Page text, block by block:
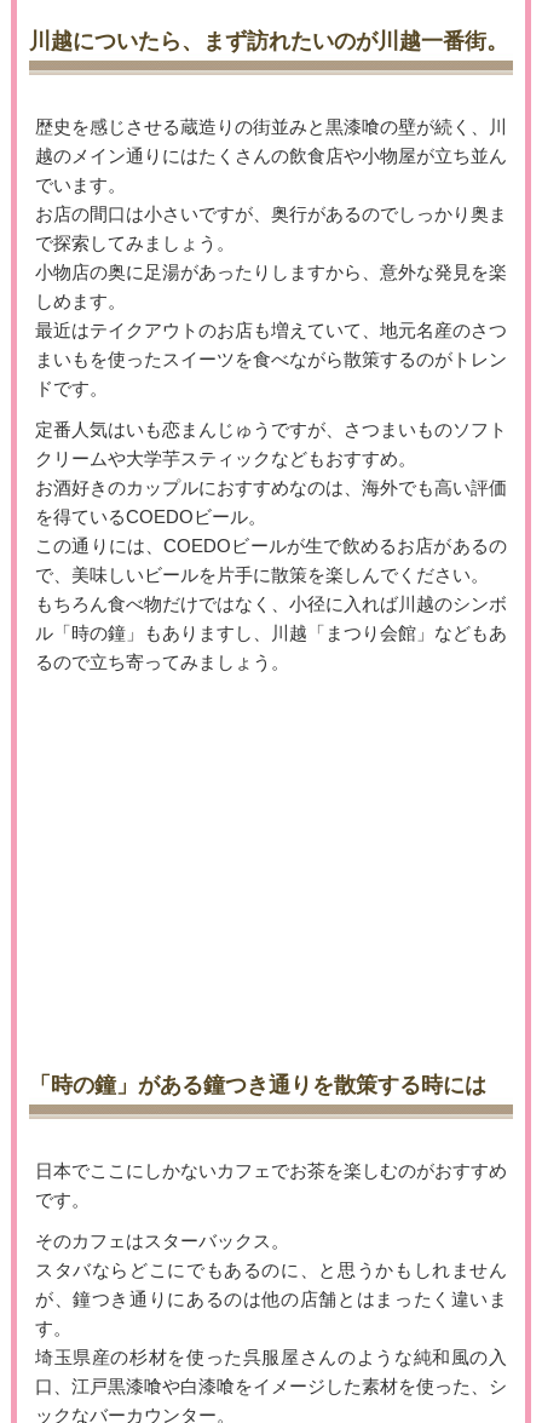
川越についたら、まず訪れたいのが川越一番街。
歴史を感じさせる蔵造りの街並みと黒漆喰の壁が続く、川
越のメイン通りにはたくさんの飲食店や小物屋が立ち並ん
でいます。
お店の間口は小さいですが、奥行があるのでしっかり奥ま
で探索してみましょう。
小物店の奥に足湯があったりしますから、意外な発見を楽
しめます。
最近はテイクアウトのお店も増えていて、地元名産のさつ
まいもを使ったスイーツを食べながら散策するのがトレン
ドです。
定番人気はいも恋まんじゅうですが、さつまいものソフト
クリームや大学芋スティックなどもおすすめ。
お酒好きのカップルにおすすめなのは、海外でも高い評価
を得ているCOEDOビール。
この通りには、COEDOビールが生で飲めるお店があるの
で、美味しいビールを片手に散策を楽しんでください。
もちろん食べ物だけではなく、小径に入れば川越のシンボ
ル「時の鐘」もありますし、川越「まつり会館」などもあ
るので立ち寄ってみましょう。
「時の鐘」がある鐘つき通りを散策する時には
日本でここにしかないカフェでお茶を楽しむのがおすすめ
です。
そのカフェはスターバックス。
スタバならどこにでもあるのに、と思うかもしれません
が、鐘つき通りにあるのは他の店舗とはまったく違いま
す。
埼玉県産の杉材を使った呉服屋さんのような純和風の入
口、江戸黒漆喰や白漆喰をイメージした素材を使った、シ
ックなバーカウンター。